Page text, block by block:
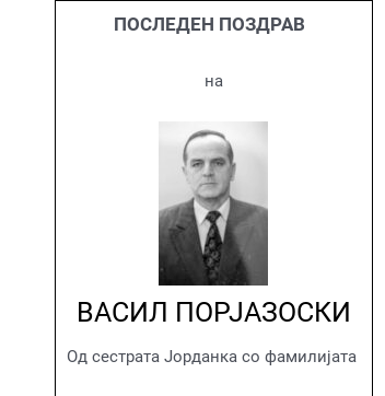
ПОСЛЕДЕН ПОЗДРАВ
на
ВАСИЛ ПОРЈАЗОСКИ
Од сестрата Јорданка со фамилијата